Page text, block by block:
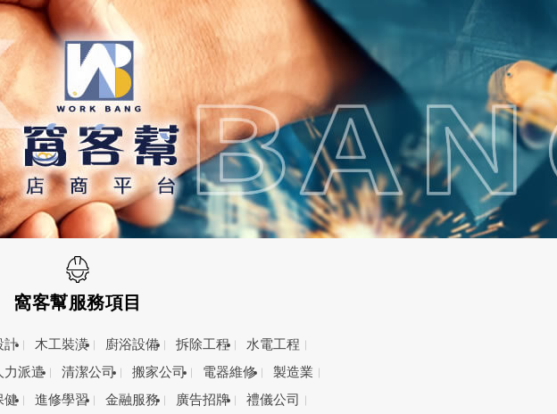
窩客幫服務項目
計 木工裝潢 廚浴設備 拆除工程
水電工程
力派遣 清潔公司 搬家公司 電器維修
製造業
健 進修學習 金融服務 廣告招牌
禮儀公司